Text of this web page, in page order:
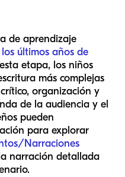
de aprendizaje
últimos años de
etapa, los niños
más complejas
organización y
de la audiencia y el
pueden
para explorar
Narraciones
narración detallada